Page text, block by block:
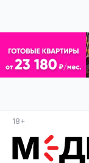
18+